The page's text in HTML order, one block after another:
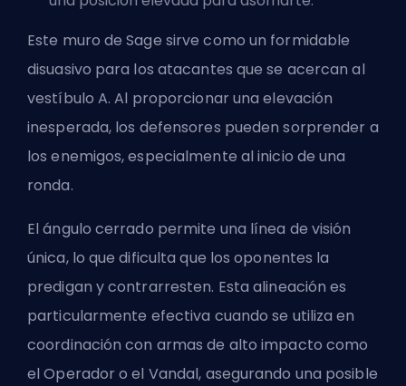
Este muro de Sage sirve como un formidable
disuasivo para los atacantes que se acercan al
vestíbulo A. Al proporcionar una elevación
inesperada, los defensores pueden sorprender a
los enemigos, especialmente al inicio de una
ronda.
El ángulo cerrado permite una línea de visión
única, lo que dificulta que los oponentes la
predigan y contrarresten. Esta alineación es
particularmente efectiva cuando se utiliza en
coordinación con armas de alto impacto como
el Operador o el Vandal, asegurando una posible